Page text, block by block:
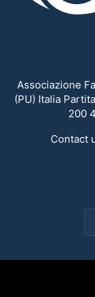
Associazione
(PU) Italia
200
Contact